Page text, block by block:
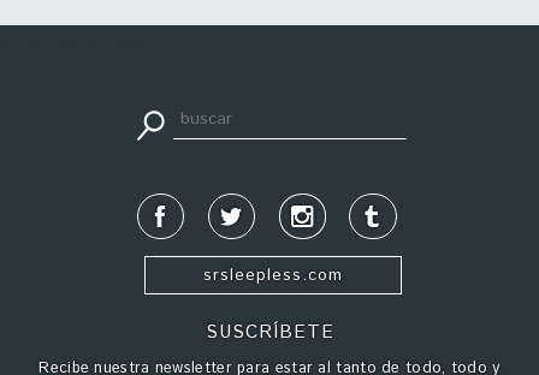
srsleepless.com
SUSCRÍBETE
Recibe nuestra newsletter para estar al tanto de todo, todo y